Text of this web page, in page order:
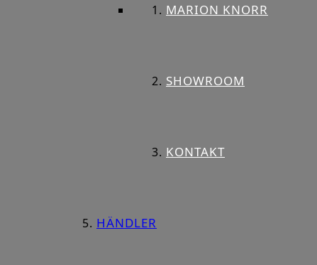
MARION KNORR
SHOWROOM
KONTAKT
HÄNDLER